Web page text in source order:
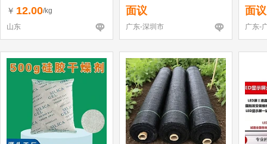
￥ 12.00/kg
山东
面议
广东-深圳市
面议
广东-